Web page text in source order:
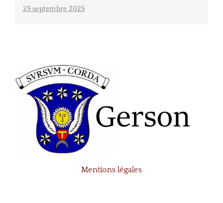
29 septembre 2025
Mentions légales